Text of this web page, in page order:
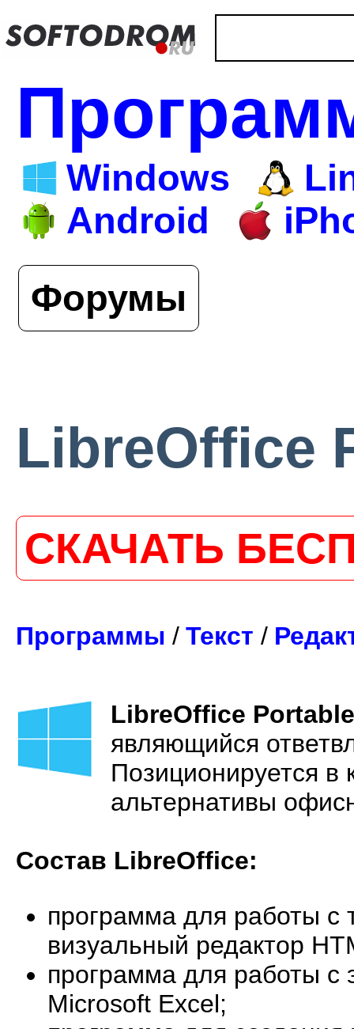
Windows
Android
Форумы
LibreOffice
СКАЧАТЬ
Программы / Текст /
LibreOffice Portable
являющийся
Позиционируется в
альтернативы
Состав LibreOffice:
программа для работы с
визуальный редактор
программа для работы с
Microsoft Excel;